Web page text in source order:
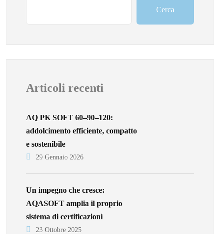
Cerca
Articoli recenti
AQ PK SOFT 60–90–120:
addolcimento efficiente, compatto
e sostenibile
29 Gennaio 2026
Un impegno che cresce:
AQASOFT amplia il proprio
sistema di certificazioni
23 Ottobre 2025